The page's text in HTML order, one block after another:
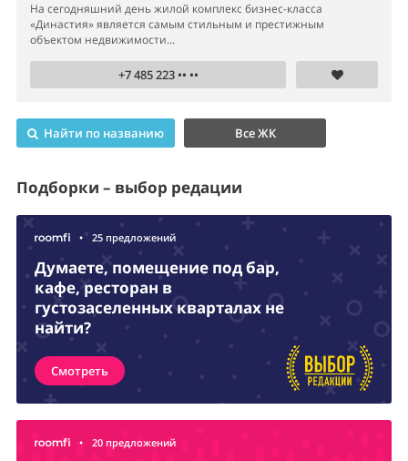
На сегодняшний день жилой комплекс бизнес-класса
«Династия» является самым стильным и престижным
объектом недвижимости...
+7 485 223 •• ••
Найти по названию Все ЖК
Подборки – выбор редации
• 25 предложений
Думаете, помещение под бар,
кафе, ресторан в
густозаселенных кварталах не
найти?
Смотреть
• 20 предложений